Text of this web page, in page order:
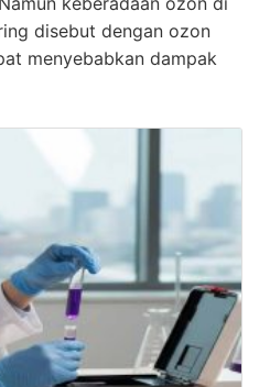
disebut dengan ozon
menyebabkan dampak